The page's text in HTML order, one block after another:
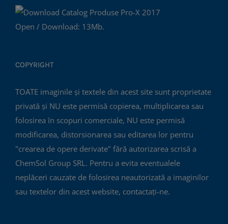
Open / Download: 13Mb.
COPYRIGHT
TOATE imaginile și textele din acest site sunt proprietate
privată și NU este permisă copierea, multiplicarea sau
folosirea în scopuri comerciale, NU este permisă
modificarea, distorsionarea sau editarea lor pentru
"crearea de opere derivate" fără autorizarea scrisă a
ChemSol Group SRL. Pentru a evita eventualele
neplăceri cauzate de folosirea neautorizată a imaginilor
sau textelor din acest website, contactați-ne.